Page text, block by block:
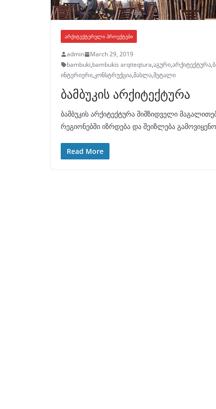
ᲐᲠᲥᲘᲢᲔᲥᲢᲣᲠᲣᲚᲘ ᲞᲠᲝᲔᲥᲢᲔᲑᲘ
admin
March 29, 2019
bambuki,bambukis arqiteqtura,აგური,არქიტექტურა,
ინტერიერი,კონსტრუქცია,მასლა,მეტალი
ბამბუკის არქიტექტურა
ბამბუკის არქიტექტურა მიმზიდველი
რეგიონებში იზრდება და შეიზლება
Read More